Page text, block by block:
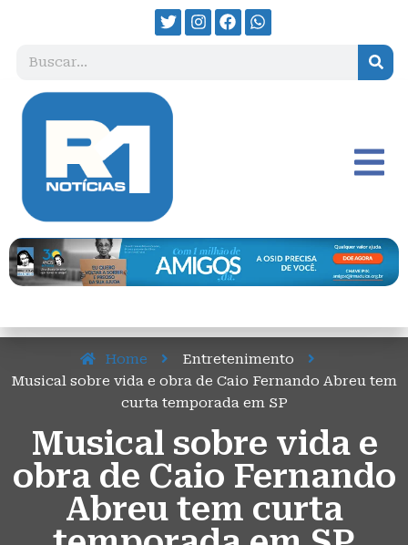
Home
Entretenimento
Musical sobre vida e obra de Caio Fernando Abreu tem
curta temporada em SP
Musical sobre vida e
obra de Caio Fernando
Abreu tem curta